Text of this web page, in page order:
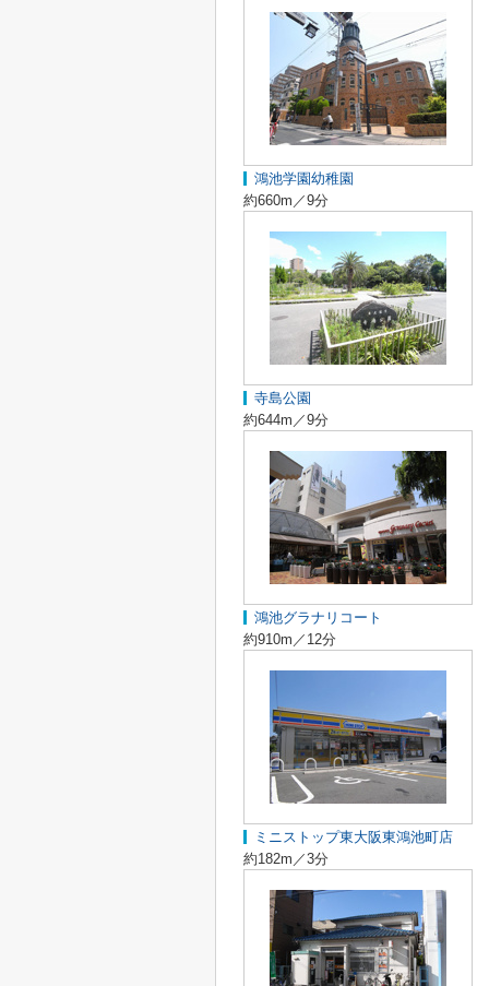
鴻池学園幼稚園
約660m／9分
寺島公園
約644m／9分
鴻池グラナリコート
約910m／12分
ミニストップ東大阪東鴻池町店
約182m／3分